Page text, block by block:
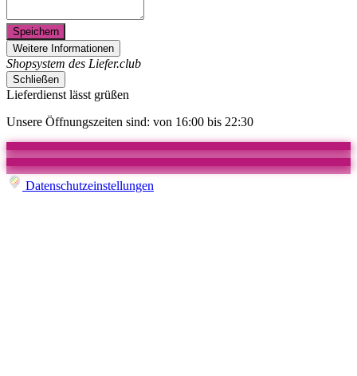
Speichern
Weitere Informationen
Shopsystem des Liefer.club
Schließen
Lieferdienst lässt grüßen
Unsere Öffnungszeiten sind: von 16:00 bis 22:30
Datenschutzeinstellungen